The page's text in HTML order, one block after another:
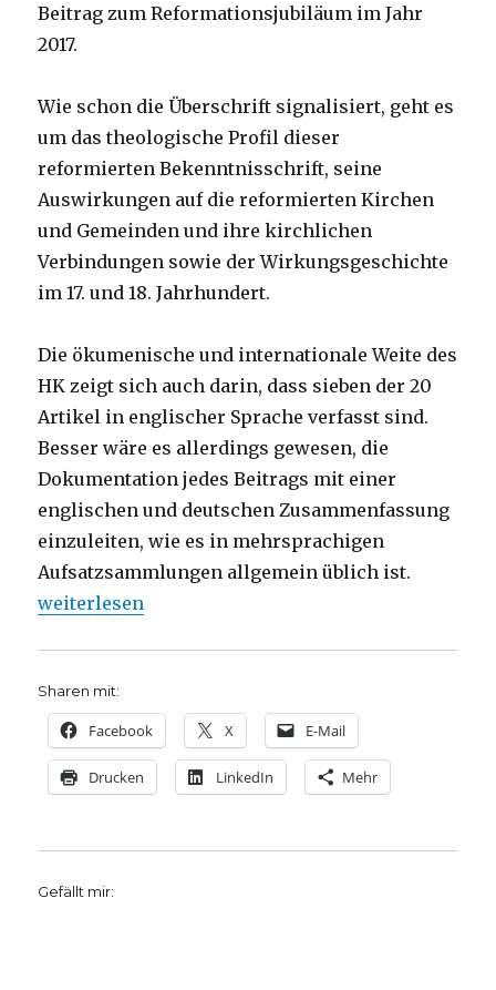
Beitrag zum Reformationsjubiläum im Jahr
2017.
Wie schon die Überschrift signalisiert, geht es
um das theologische Profil dieser
reformierten Bekenntnisschrift, seine
Auswirkungen auf die reformierten Kirchen
und Gemeinden und ihre kirchlichen
Verbindungen sowie der Wirkungsgeschichte
im 17. und 18. Jahrhundert.
Die ökumenische und internationale Weite des
HK zeigt sich auch darin, dass sieben der 20
Artikel in englischer Sprache verfasst sind.
Besser wäre es allerdings gewesen, die
Dokumentation jedes Beitrags mit einer
englischen und deutschen Zusammenfassung
einzuleiten, wie es in mehrsprachigen
Aufsatzsammlungen allgemein üblich ist.
„Heidelberger Katechismus zwischen Mittelalter
weiterlesen
Sharen mit:
Facebook X E-Mail
Drucken LinkedIn Mehr
Gefällt mir: